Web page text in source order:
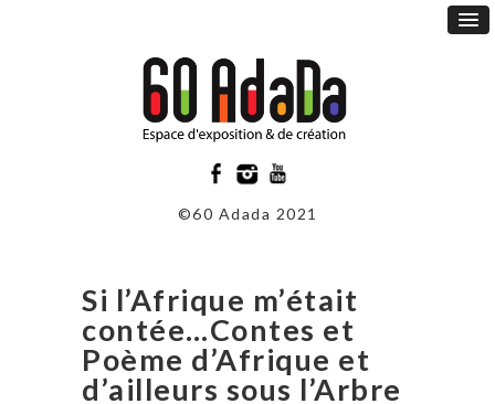
©60 Adada 2021
Si l’Afrique m’était
contée…Contes et
Poème d’Afrique et
d’ailleurs sous l’Arbre